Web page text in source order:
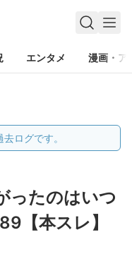
エンタメ 漫画・ア
ログです。
ったのはいつ
【本スレ】